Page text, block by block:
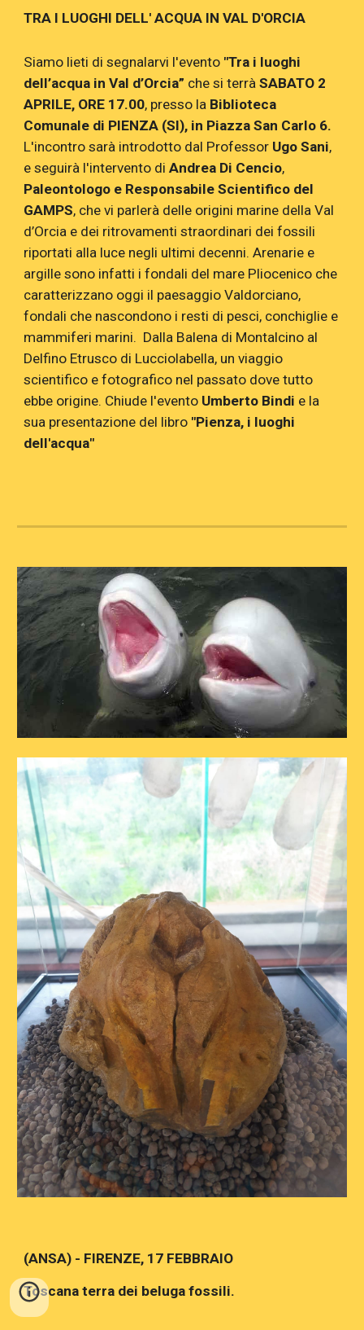
TRA I LUOGHI DELL' ACQUA IN VAL D'ORCIA
Siamo lieti di segnalarvi l'evento "Tra i luoghi
dell’acqua in Val d’Orcia” che si terrà SABATO 2
APRILE, ORE 17.00, presso la Biblioteca
Comunale di PIENZA (SI), in Piazza San Carlo 6.
L'incontro sarà introdotto dal Professor Ugo Sani,
e seguirà l'intervento diAndrea Di Cencio,
Paleontologo e Responsabile Scientifico del
GAMPS, che vi parlerà delle origini marine della Val
d’Orcia e dei ritrovamenti straordinari dei fossili
riportati alla luce negli ultimi decenni. Arenarie e
argille sono infatti i fondali del mare Pliocenico che
caratterizzano oggi il paesaggio Valdorciano,
fondali che nascondono i resti di pesci, conchiglie e
mammiferi marini. Dalla Balena di Montalcino al
Delfino Etrusco di Lucciolabella, un viaggio
scientifico e fotografico nel passato dove tutto
ebbe origine. Chiude l'evento Umberto Bindi e la
sua presentazione del libro "Pienza, i luoghi
dell'acqua"
(ANSA) - FIRENZE, 17 FEBBRAIO
Toscana terra dei beluga fossili.